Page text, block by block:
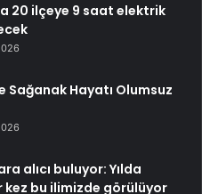
20 ilçeye 9 saat elektrik
Sağanak Hayatı Olumsuz
alıcı buluyor: Yılda
kez bu ilimizde görülüyor